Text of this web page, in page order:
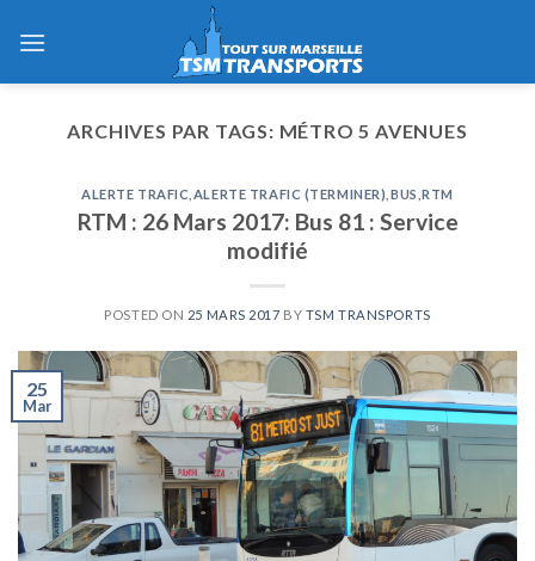
ARCHIVES PAR TAGS: MÉTRO 5 AVENUES
ALERTE TRAFIC ALERTE TRAFIC (TERMINER) BUS ,RTM
RTM : 26 Mars 2017: Bus 81 : Service
modifié
POSTED ON 25 MARS 2017 BY TSM TRANSPORTS
25
Mar